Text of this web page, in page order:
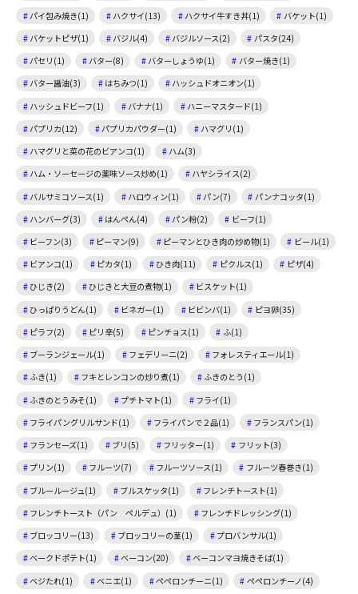
パイ包み焼き(1)
ハクサイ(13) ハクサイ牛すき丼(1)
バケット(1)
バケットピザ(1)
バジル(4) バジルソース(2)
パスタ(24)
パセリ(1)
バター(8) バターしょうゆ(1)
バター焼き(1)
バター醤油(3)
はちみつ(1)
ハッシュドオニオン(1)
ハッシュドビーフ(1)
バナナ(1)
ハニーマスタード(1)
パプリカ(12)
パプリカパウダー(1)
ハマグリ(1)
ハマグリと菜の花のビアンコ(1)
ハム(3)
ハム・ソーセージの薬味ソース炒め(1)
ハヤシライス(2)
バルサミコソース(1)
ハロウィン(1) パン(7)
パンナコッタ(1)
ハンバーグ(3)
はんぺん(4) パン粉(2)
ビーフ(1)
ビーフン(3)
ピーマン(9) ピーマンとひき肉の炒め物(1)
ビール(1)
ビアンコ(1)
ピカタ(1) ひき肉(11) ピクルス(1)
ピザ(4)
ひじき(2)
ひじきと大豆の煮物(1)
ビスケット(1)
ひっぱりうどん(1)
ビネガー(1) ビビンバ(1)
ピヨ卵(35)
ピラフ(2)
ピリ辛(5) ピンチョス(1)
ふ(1)
ブーランジェール(1)
フェデリーニ(2)
フォレスティエール(1)
ふき(1)
フキとレンコンの炒り煮(1)
ふきのとう(1)
ふきのとうみそ(1)
プチトマト(1)
フライ(1)
フライパングリルサンド(1)
フライパンで２品(1)
フランスパン(1)
フランセーズ(1)
ブリ(5) フリッター(1)
フリット(3)
プリン(1)
フルーツ(7) フルーツソース(1)
フルーツ春巻き(1)
ブルールージュ(1)
ブルスケッタ(1)
フレンチトースト(1)
フレンチトースト（パン ペルデュ）(1)
フレンチドレッシング(1)
ブロッコリー(13)
ブロッコリーの茎(1)
プロバンサル(1)
ベークドポテト(1)
ベーコン(20)
ベーコンマヨ焼きそば(1)
ベジたれ(1)
ベニエ(1) ペペロンチーニ(1)
ペペロンチーノ(4)